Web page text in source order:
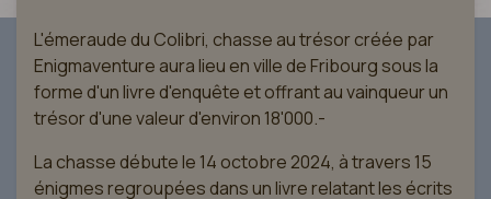
L'émeraude du Colibri, chasse au trésor créée par
Enigmaventure aura lieu en ville de Fribourg sous la
forme d'un livre d'enquête et offrant au vainqueur un
trésor d'une valeur d'environ 18'000.-
La chasse débute le 14 octobre 2024, à travers 15
énigmes regroupées dans un livre relatant les écrits